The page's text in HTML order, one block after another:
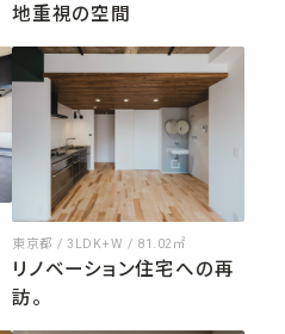
地重視の空間
東京都 / 3LDK+W / 81.02㎡
リノベーション住宅への再
訪。